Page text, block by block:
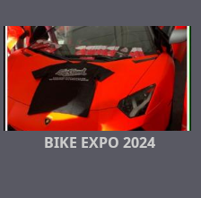
BIKE EXPO 2024